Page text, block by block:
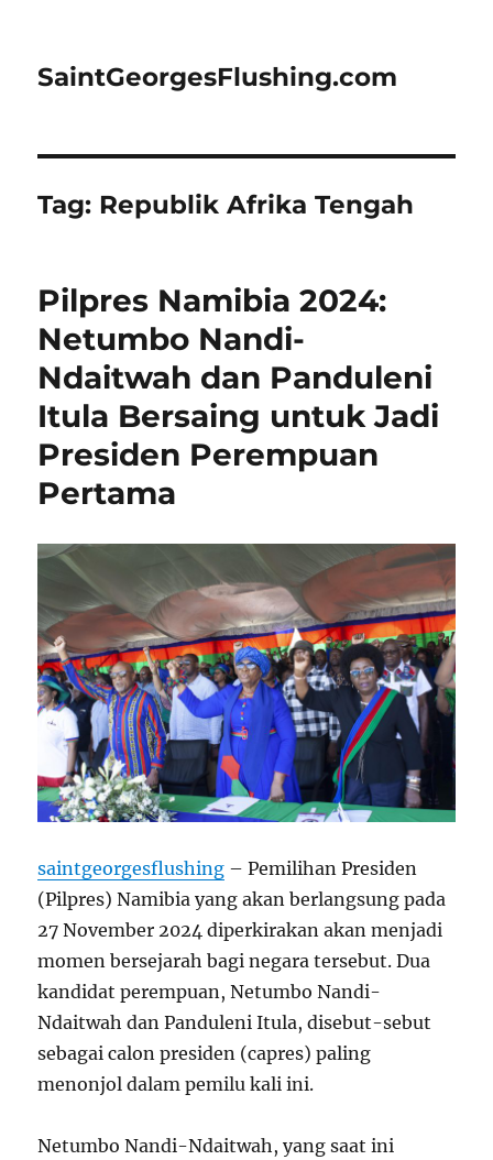
SaintGeorgesFlushing.com
Tag: Republik Afrika Tengah
Pilpres Namibia 2024:
Netumbo Nandi-
Ndaitwah dan Panduleni
Itula Bersaing untuk Jadi
Presiden Perempuan
Pertama
saintgeorgesflushing – Pemilihan Presiden
(Pilpres) Namibia yang akan berlangsung pada
27 November 2024 diperkirakan akan menjadi
momen bersejarah bagi negara tersebut. Dua
kandidat perempuan, Netumbo Nandi-
Ndaitwah dan Panduleni Itula, disebut-sebut
sebagai calon presiden (capres) paling
menonjol dalam pemilu kali ini.
Netumbo Nandi-Ndaitwah, yang saat ini